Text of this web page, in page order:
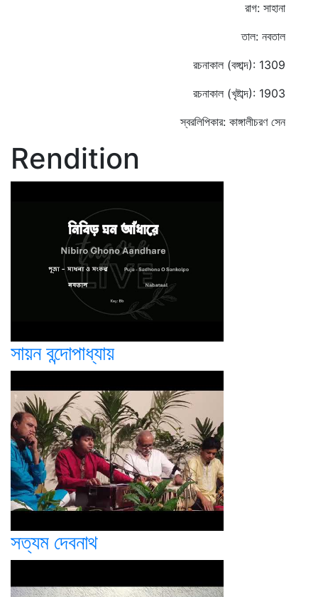
রাগ: সাহানা
তাল: নবতাল
রচনাকাল (বঙ্গাব্দ): 1309
রচনাকাল (খৃষ্টাব্দ): 1903
স্বরলিপিকার: কাঙ্গালীচরণ সেন
Rendition
সায়ন বন্দোপাধ্যায়
সত্যম দেবনাথ